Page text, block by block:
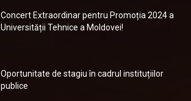
Concert Extraordinar pentru Promoția 2024 a
Universității Tehnice a Moldovei!
Oportunitate de stagiu în cadrul instituțiilor
publice